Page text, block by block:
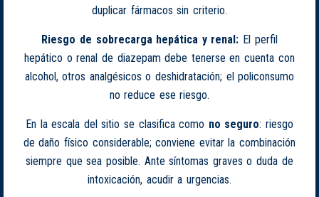
duplicar fármacos sin criterio.
Riesgo de sobrecarga hepática y renal: El perfil
hepático o renal de diazepam debe tenerse en cuenta con
alcohol, otros analgésicos o deshidratación; el policonsumo
no reduce ese riesgo.
En la escala del sitio se clasifica como no seguro: riesgo
de daño físico considerable; conviene evitar la combinación
siempre que sea posible. Ante síntomas graves o duda de
intoxicación, acudir a urgencias.